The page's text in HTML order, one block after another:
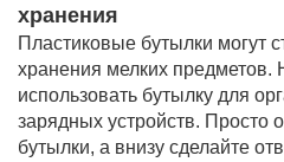
хранения
Пластиковые бутылки могут
хранения мелких
использовать бутылку для
зарядных устройств. Просто
бутылки, а внизу сделайте